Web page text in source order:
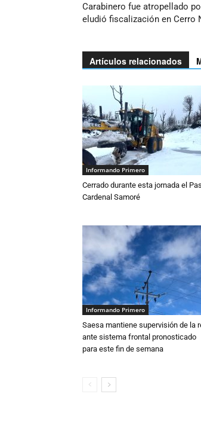
Carabinero fue atropellado
eludió fiscalización en Cerro
Artículos relacionados
Informando Primero
Cerrado durante esta jornada el
Cardenal Samoré
Informando Primero
Saesa mantiene supervisión de la
ante sistema frontal pronosticado
para este fin de semana